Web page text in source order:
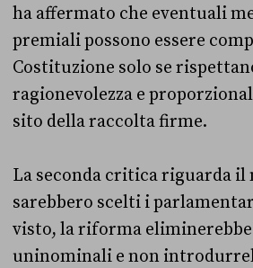
ha affermato che eventuali
premiali possono essere
Costituzione solo se
ragionevolezza e
sito della raccolta firme.
La seconda critica riguarda il
sarebbero scelti i
visto, la riforma
uninominali e non